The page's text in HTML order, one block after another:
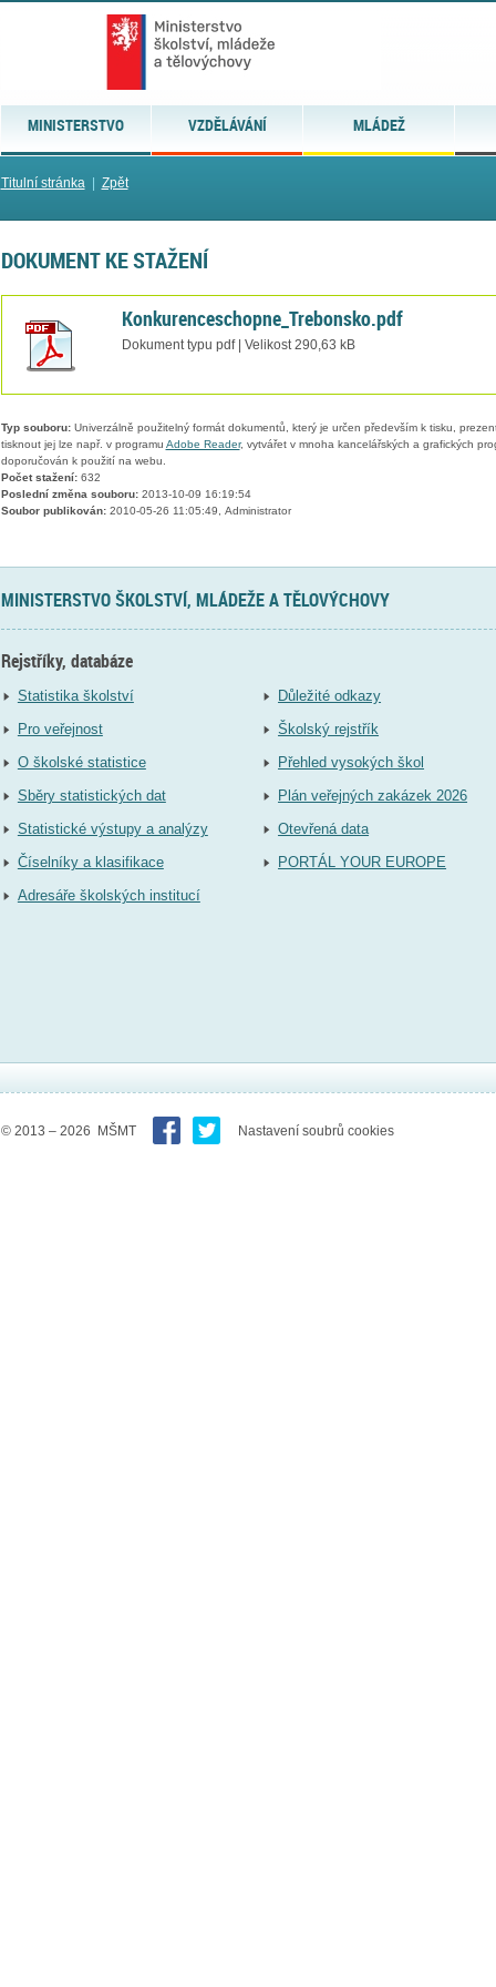
MINISTERSTVO VZDĚLÁVÁNÍ MLÁDEŽ
Titulní stránka| Zpět
DOKUMENT KE STAŽENÍ
Konkurenceschopne_Trebonsko.pdf
Dokument typu pdf | Velikost 290,63 kB
Typ souboru:Univerzálně použitelný formát dokumentů, který je určen především k tisku,
tisknout jej lze např. v programu Adobe Reader, vytvářet v mnoha kancelářských a grafických
doporučován k použití na webu.
Počet stažení:632
Poslední změna souboru:2013-10-09 16:19:54
Soubor publikován:2010-05-26 11:05:49, Administrator
MINISTERSTVO ŠKOLSTVÍ, MLÁDEŽE A TĚLOVÝCHOVY
Rejstříky, databáze
Statistika školství
Pro veřejnost
O školské statistice
Sběry statistických dat
Statistické výstupy a analýzy
Číselníky a klasifikace
Adresáře školských institucí
Důležité odkazy
Školský rejstřík
Přehled vysokých škol
Plán veřejných zakázek 2026
Otevřená data
PORTÁL YOUR EUROPE
© 2013 – 2026 MŠMT Nastavení soubrů cookies